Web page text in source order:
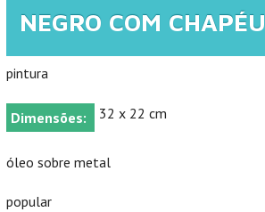
NEGRO COM CHAPÉU
pintura
Dimensões: 32 x 22 cm
óleo sobre metal
popular